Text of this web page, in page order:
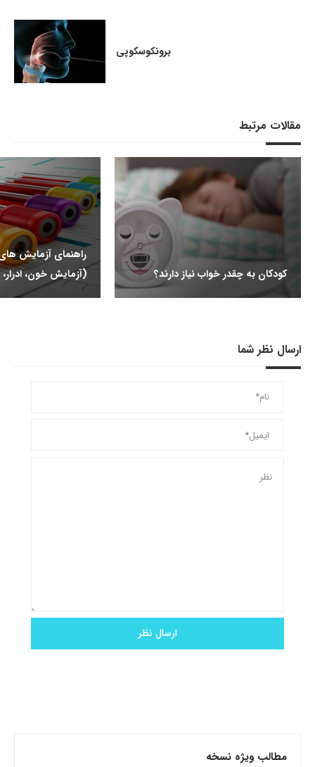
برونکوسکوپی
مقالات مرتبط
کودکان به چقدر خواب نیاز دارند؟
راهنمای آزمایش
(آزمایش خون،
ارسال نظر شما
مطالب ویژه نسخه